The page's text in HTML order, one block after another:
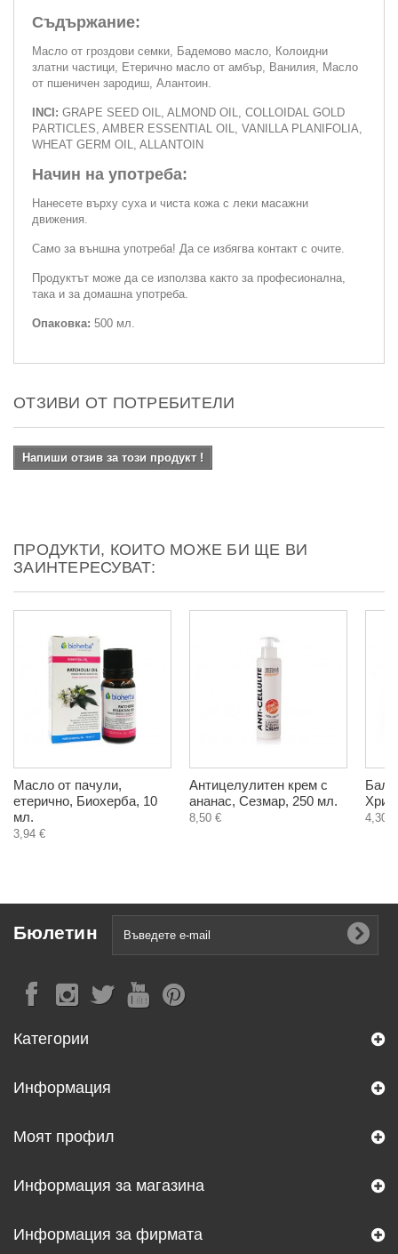
Съдържание:
Масло от гроздови семки, Бадемово масло, Колоидни
златни частици, Етерично масло от амбър, Ванилия, Масло
от пшеничен зародиш, Алантоин.
INCI: GRAPE SEED OIL, ALMOND OIL, COLLOIDAL GOLD
PARTICLES, AMBER ESSENTIAL OIL, VANILLA PLANIFOLIA,
WHEAT GERM OIL, ALLANTOIN
Начин на употреба:
Нанесете върху суха и чиста кожа с леки масажни
движения.
Само за външна употреба! Да се избягва контакт с очите.
Продуктът може да се използва както за професионална,
така и за домашна употреба.
Опаковка: 500 мл.
ОТЗИВИ ОТ ПОТРЕБИТЕЛИ
Напиши отзив за този продукт !
ПРОДУКТИ, КОИТО МОЖЕ БИ ЩЕ ВИ
ЗАИНТЕРЕСУВАТ:
Масло от пачули,
етерично, Биохерба, 10
мл.
3,94 €
Антицелулитен крем с
ананас, Сезмар, 250 мл.
8,50 € 4,30 €
Бюлетин
Категории
Информация
Моят профил
Информация за магазина
Информация за фирмата